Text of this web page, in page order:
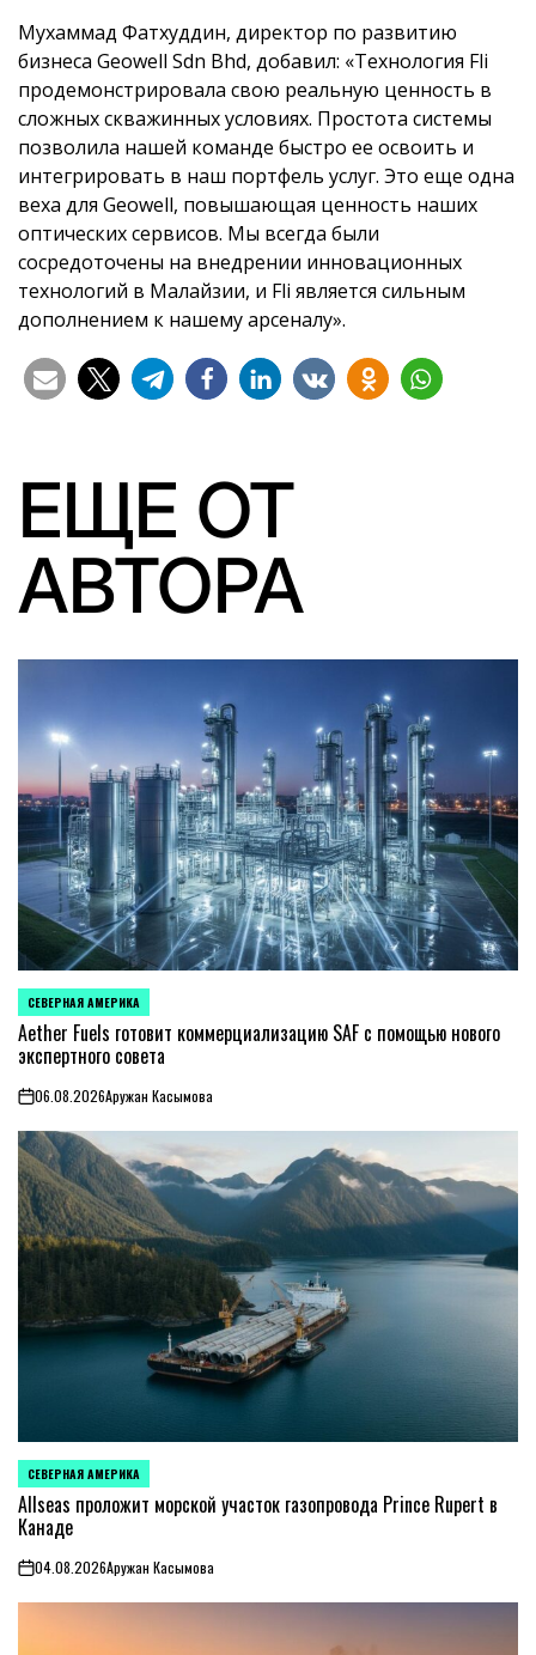
Мухаммад Фатхуддин, директор по развитию
бизнеса Geowell Sdn Bhd, добавил: «Технология Fli
продемонстрировала свою реальную ценность в
сложных скважинных условиях. Простота системы
позволила нашей команде быстро ее освоить и
интегрировать в наш портфель услуг. Это еще одна
веха для Geowell, повышающая ценность наших
оптических сервисов. Мы всегда были
сосредоточены на внедрении инновационных
технологий в Малайзии, и Fli является сильным
дополнением к нашему арсеналу».
ЕЩЕ ОТ
АВТОРА
ОПУБЛИКОВАНО
В
СЕВЕРНАЯ АМЕРИКА
Aether Fuels готовит коммерциализацию SAF с помощью нового
экспертного совета
on06.08.2026Аружан Касымова
ОПУБЛИКОВАНО
В
СЕВЕРНАЯ АМЕРИКА
Allseas проложит морской участок газопровода Prince Rupert в
Канаде
on04.08.2026Аружан Касымова